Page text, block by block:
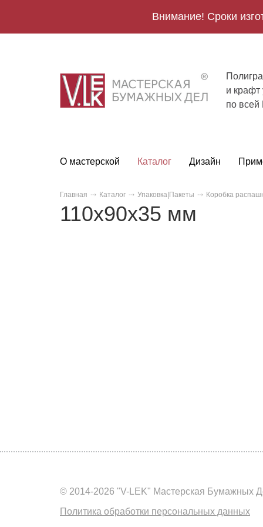
Внимание! Сроки
V.Lek
logo
и крафт
по всей
О мастерской Каталог Дизайн
Главная Каталог Упаковка|Пакеты Коробка
110х90х35 мм
© 2014-2026 "V-LEK" Мастерская Бумажных
Политика обработки персональных данных